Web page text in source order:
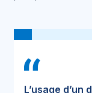
L’usage